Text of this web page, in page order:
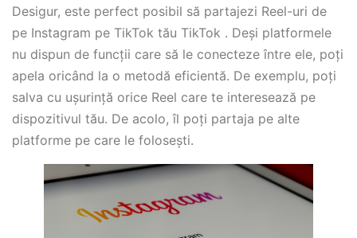
Desigur, este perfect posibil să partajezi Reel-uri de
pe Instagram pe TikTok tău TikTok . Deși platformele
nu dispun de funcții care să le conecteze între ele, poți
apela oricând la o metodă eficientă. De exemplu, poți
salva cu ușurință orice Reel care te interesează pe
dispozitivul tău. De acolo, îl poți partaja pe alte
platforme pe care le folosești.